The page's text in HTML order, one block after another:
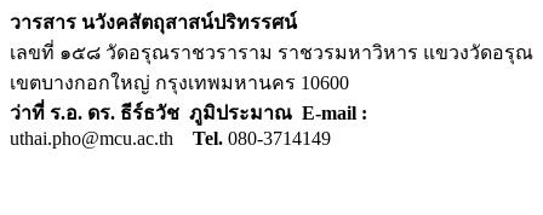
วารสาร นวังคสัตถุสาสน์ปริทรรศน์
เลขที่ ๑๕๘ วัดอรุณราชวราราม ราชวรมหาวิหาร แขวงวัดอรุณ
เขตบางกอกใหญ่ กรุงเทพมหานคร 10600
ว่าที่ ร.อ. ดร. ธีร์ธวัช ภูมิประมาณ E-mail :
uthai.pho@mcu.ac.th Tel. 080-3714149